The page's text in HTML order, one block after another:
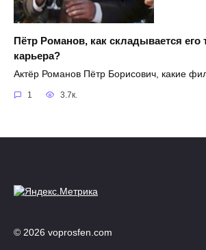
Пётр Романов, как складывается его
карьера?
Актёр Романов Пётр Борисович, какие
1 3.7к.
© 2026 voprosfen.com